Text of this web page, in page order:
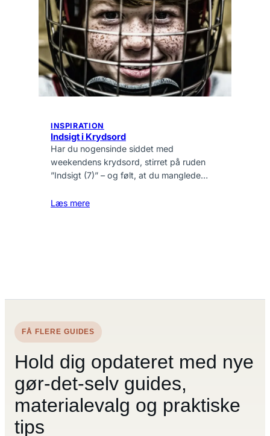
INSPIRATION
Indsigt i Krydsord
Har du nogensinde siddet med
weekendens krydsord, stirret på ruden
”Indsigt (7)” – og følt, at du manglede…
Læs mere
FÅ FLERE GUIDES
Hold dig opdateret med nye
gør-det-selv guides,
materialevalg og praktiske
tips